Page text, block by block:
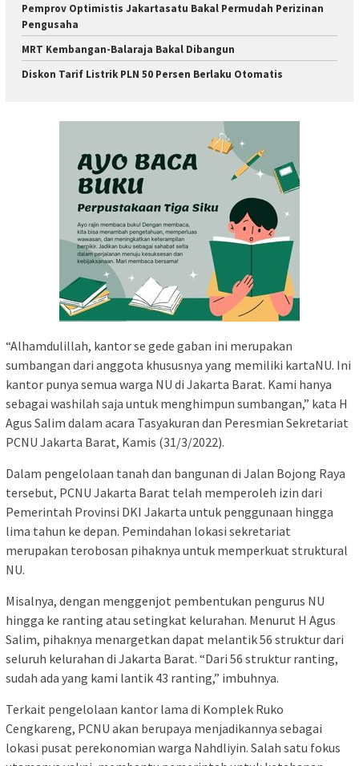
Pemprov Optimistis Jakartasatu Bakal Permudah Perizinan
Pengusaha
MRT Kembangan-Balaraja Bakal Dibangun
Diskon Tarif Listrik PLN 50 Persen Berlaku Otomatis
“Alhamdulillah, kantor se gede gaban ini merupakan
sumbangan dari anggota khususnya yang memiliki kartaNU. Ini
kantor punya semua warga NU di Jakarta Barat. Kami hanya
sebagai washilah saja untuk menghimpun sumbangan,” kata H
Agus Salim dalam acara Tasyakuran dan Peresmian Sekretariat
PCNU Jakarta Barat, Kamis (31/3/2022).
Dalam pengelolaan tanah dan bangunan di Jalan Bojong Raya
tersebut, PCNU Jakarta Barat telah memperoleh izin dari
Pemerintah Provinsi DKI Jakarta untuk penggunaan hingga
lima tahun ke depan. Pemindahan lokasi sekretariat
merupakan terobosan pihaknya untuk memperkuat struktural
NU.
Misalnya, dengan menggenjot pembentukan pengurus NU
hingga ke ranting atau setingkat kelurahan. Menurut H Agus
Salim, pihaknya menargetkan dapat melantik 56 struktur dari
seluruh kelurahan di Jakarta Barat. “Dari 56 struktur ranting,
sudah ada yang kami lantik 43 ranting,” imbuhnya.
Terkait pengelolaan kantor lama di Komplek Ruko
Cengkareng, PCNU akan berupaya menjadikannya sebagai
lokasi pusat perekonomian warga Nahdliyin. Salah satu fokus